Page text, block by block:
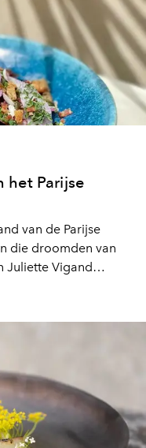
het Parijse
van de Parijse
die droomden van
Juliette Vigand
10e
Het menu
vibes. Als